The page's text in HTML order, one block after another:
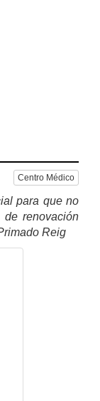
Centro Médico
para que no
renovación
Reig